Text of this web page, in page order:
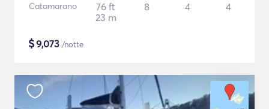
Catamarano
76 ft
23 m
8 4 4
$9,073 /notte